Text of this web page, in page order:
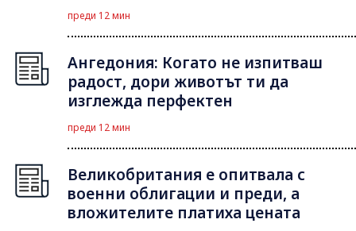
преди 12 мин
Ангедония: Когато не изпитваш
радост, дори животът ти да
изглежда перфектен
преди 12 мин
Великобритания е опитвала с
военни облигации и преди, а
вложителите платиха цената